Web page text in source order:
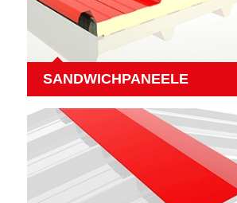
SANDWICHPANEELE